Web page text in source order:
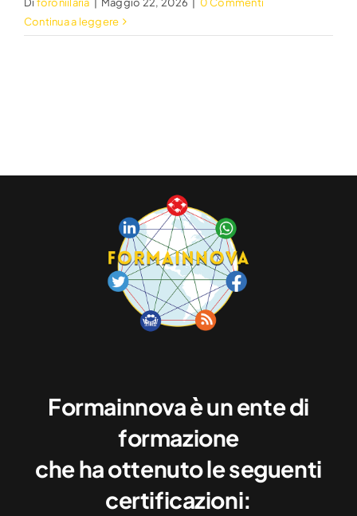
Continua a leggere
Formainnova è un ente di
formazione
che ha ottenuto le seguenti
certificazioni: